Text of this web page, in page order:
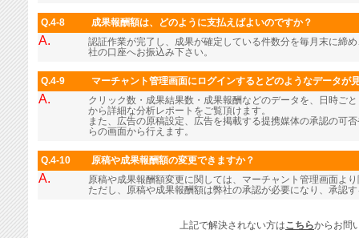
Q.4-8 成果報酬額は、どのように支払えばよいのですか？
A.
認証作業が完了し、成果が確定している件数分を毎月末に締
社の口座へお振込み下さい。
Q.4-9 マーチャント管理画面にログインするとどのようなデータが
A.
クリック数・成果結果数・成果報酬などのデータを、日時ご
から詳細な分析レポートをご覧頂けます。
また、広告の原稿設定、広告を掲載する提携媒体の承認の可
らの画面から行えます。
Q.4-10 原稿や成果報酬額の変更できますか？
A.
原稿や成果報酬額変更に関しては、マーチャント管理画面よ
ただし、原稿や成果報酬額は弊社の承認が必要になり、承認
上記で解決されない方はこちらからお問